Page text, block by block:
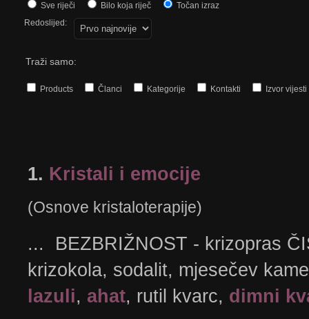
Sve riječi Bilo koja riječ
Točan izraz
Redoslijed:
Traži samo:
Products Članci Kategorije Kontakti Izvor vijesti
1. Kristali i emocije
(Osnove kristaloterapije)
... BEZBRIŽNOST - krizopras
krizokola, sodalit, mjesečev
lazuli, ahat, rutil kvarc, dimni